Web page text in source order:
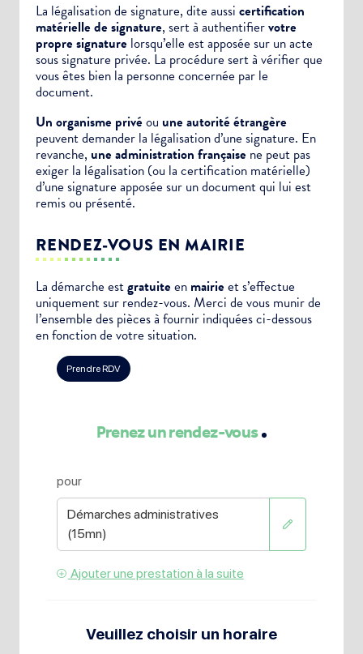
La légalisation de signature, dite aussi certification
matérielle de signature, sert à authentifiervotre
propre signature lorsqu’elle est apposée sur unacte
sous signature privée. La procédure sert à vérifier que
vous êtes bien la personne concernée par le
document.
Un organisme privéou une autorité étrangère
peuvent demander la légalisation d’une signature. En
revanche, une administration française ne peut pas
exiger la légalisation (ou la certification matérielle)
d’une signature apposée sur un document qui lui est
remis ou présenté.
RENDEZ-VOUS EN MAIRIE
La démarche estgratuiteen mairieet s’effectue
uniquement sur rendez-vous. Merci de vous munir de
l’ensemble des pièces à fournir indiquées ci-dessous
en fonction de votre situation.